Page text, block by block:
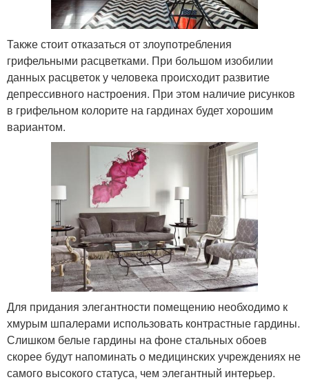
Также стоит отказаться от злоупотребления
грифельными расцветками. При большом изобилии
данных расцветок у человека происходит развитие
депрессивного настроения. При этом наличие рисунков
в грифельном колорите на гардинах будет хорошим
вариантом.
Для придания элегантности помещению необходимо к
хмурым шпалерами использовать контрастные гардины.
Слишком белые гардины на фоне стальных обоев
скорее будут напоминать о медицинских учреждениях не
самого высокого статуса, чем элегантный интерьер.